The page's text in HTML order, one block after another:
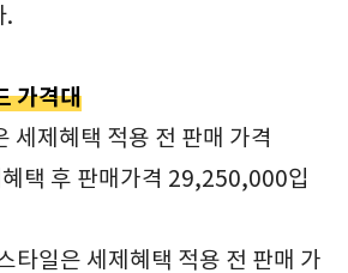
.
가격대
세제혜택 적용 전 판매 가격
택 후 판매가격 29,250,000입
타일은 세제혜택 적용 전 판매 가